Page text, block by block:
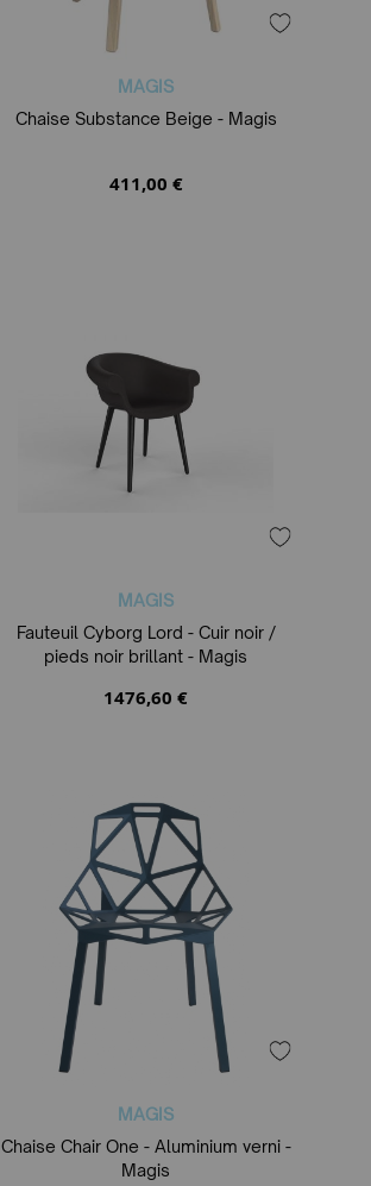
MAGIS
Chaise Substance Beige - Magis
411,00 €
MAGIS
Fauteuil Cyborg Lord - Cuir noir /
pieds noir brillant - Magis
1476,60 €
MAGIS
Chaise Chair One - Aluminium verni -
Magis